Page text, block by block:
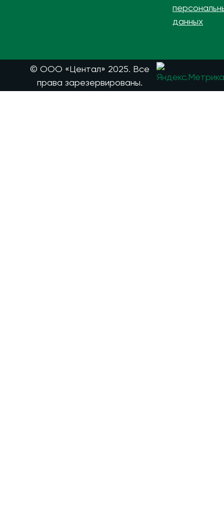
данных
© ООО «Центал» 2025. Все
права зарезервированы.